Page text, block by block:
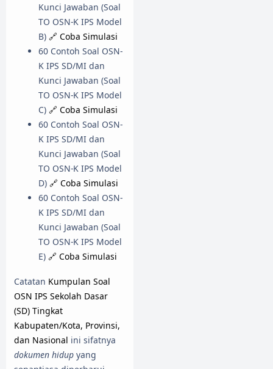
Kunci Jawaban (Soal
TO OSN-K IPS Model
B) 🔗 Coba Simulasi
60 Contoh Soal OSN-
K IPS SD/MI dan
Kunci Jawaban (Soal
TO OSN-K IPS Model
C) 🔗 Coba Simulasi
60 Contoh Soal OSN-
K IPS SD/MI dan
Kunci Jawaban (Soal
TO OSN-K IPS Model
D) 🔗 Coba Simulasi
60 Contoh Soal OSN-
K IPS SD/MI dan
Kunci Jawaban (Soal
TO OSN-K IPS Model
E) 🔗 Coba Simulasi
Catatan Kumpulan Soal
OSN IPS Sekolah Dasar
(SD) Tingkat
Kabupaten/Kota, Provinsi,
dan Nasional ini sifatnya
dokumen hidup yang